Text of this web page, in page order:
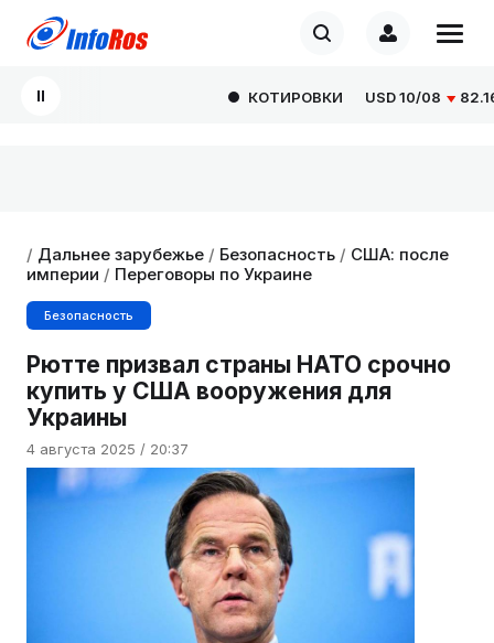
КОТИРОВКИ USD10/08 82.1665
/ Дальнее зарубежье / Безопасность / США: после
империи / Переговоры по Украине
Безопасность
Рютте призвал страны НАТО срочно
купить у США вооружения для
Украины
4 августа 2025 / 20:37